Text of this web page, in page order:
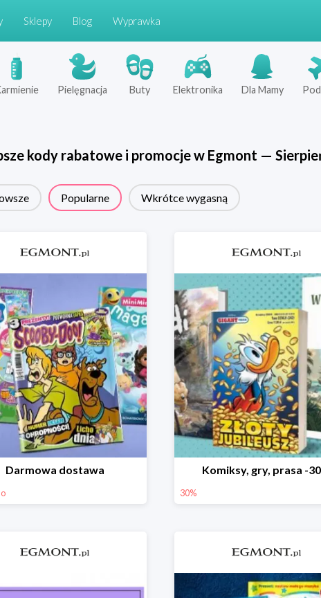
Sklepy Blog Wyprawka
Pielęgnacja Buty Elektronika Dla Mamy
kody rabatowe i promocje w Egmont —
Popularne Wkrótce wygasną
Darmowa dostawa Komiksy, gry, prasa -
30%